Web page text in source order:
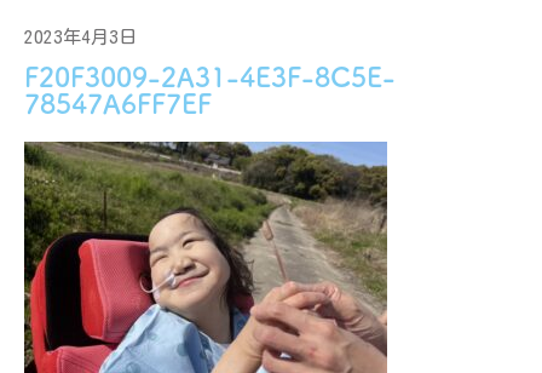
2023年4月3日
F20F3009-2A31-4E3F-8C5E-
78547A6FF7EF